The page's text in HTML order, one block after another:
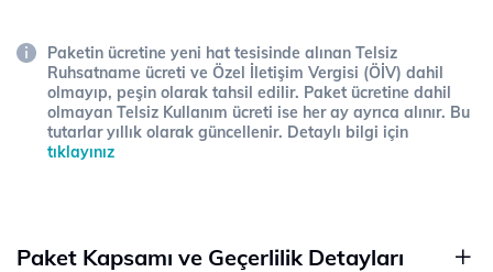
Paketin ücretine yeni hat tesisinde alınan Telsiz
Ruhsatname ücreti ve Özel İletişim Vergisi (ÖİV) dahil
olmayıp, peşin olarak tahsil edilir. Paket ücretine dahil
olmayan Telsiz Kullanım ücreti ise her ay ayrıca alınır. Bu
tutarlar yıllık olarak güncellenir. Detaylı bilgi için
tıklayınız
Paket Kapsamı ve Geçerlilik Detayları